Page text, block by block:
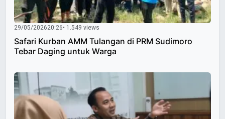
29/05/202620:26• 1.549 views
Safari Kurban AMM Tulangan di PRM Sudimoro
Tebar Daging untuk Warga